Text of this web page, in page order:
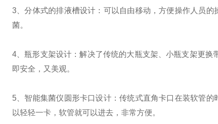
3、分体式的排液槽设计：可以自由移动，方便操作人员
菌。
4、瓶形支架设计：解决了传统的大瓶支架、小瓶支架更
即安全，又美观。
5、智能集菌仪圆形卡口设计：传统式直角卡口在装软管
以轻轻一卡，软管就可以进去，非常方便。